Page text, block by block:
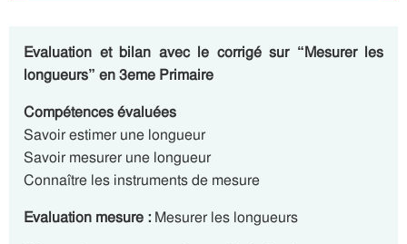
Evaluation et bilan avec le corrigé sur “Mesurer les
longueurs” en 3eme Primaire
Compétences évaluées
Savoir estimer une longueur
Savoir mesurer une longueur
Connaître les instruments de mesure
Evaluation mesure : Mesurer les longueurs